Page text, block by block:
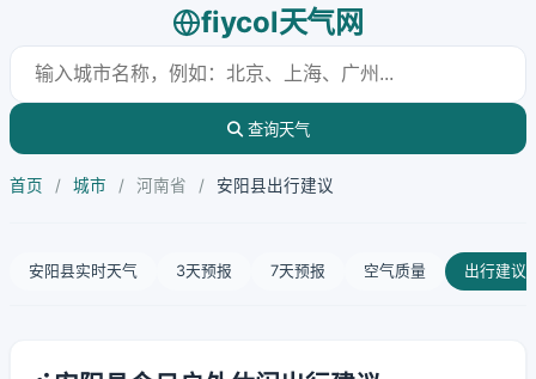
fiycol天气网
查询天气
首页 / 城市 / 河南省 / 安阳县出行建议
安阳县实时天气 3天预报 7天预报 空气质量 出行建议